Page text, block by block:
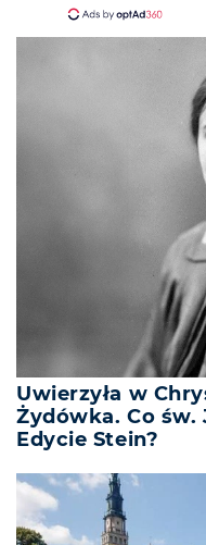
Uwierzyła w
Żydówka. Co św.
Edycie Stein?